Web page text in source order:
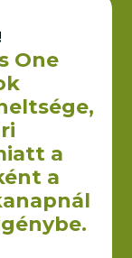
vászontáska
– 38x42x8 cm
(300 g/m2)
VÁLASZTÁSA
One
a
a